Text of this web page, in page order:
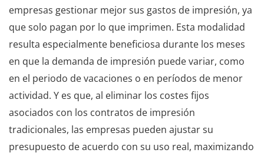
empresas gestionar mejor sus gastos de impresión, ya
que solo pagan por lo que imprimen. Esta modalidad
resulta especialmente beneficiosa durante los meses
en que la demanda de impresión puede variar, como
en el periodo de vacaciones o en períodos de menor
actividad. Y es que, al eliminar los costes fijos
asociados con los contratos de impresión
tradicionales, las empresas pueden ajustar su
presupuesto de acuerdo con su uso real, maximizando